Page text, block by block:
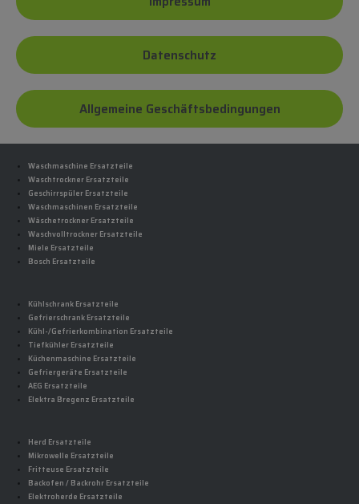
Datenschutz
Allgemeine Geschäftsbedingungen
Waschmaschine Ersatzteile
Waschtrockner Ersatzteile
Geschirrspüler Ersatzteile
Waschmaschinen Ersatzteile
Wäschetrockner Ersatzteile
Waschvolltrockner Ersatzteile
Miele Ersatzteile
Bosch Ersatzteile
Kühlschrank Ersatzteile
Gefrierschrank Ersatzteile
Kühl-/Gefrierkombination Ersatzteile
Tiefkühler Ersatzteile
Küchenmaschine Ersatzteile
Gefriergeräte Ersatzteile
AEG Ersatzteile
Elektra Bregenz Ersatzteile
Herd Ersatzteile
Mikrowelle Ersatzteile
Fritteuse Ersatzteile
Backofen / Backrohr Ersatzteile
Elektroherde Ersatzteile